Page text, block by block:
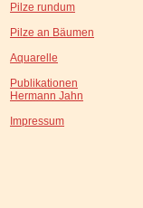
Pilze rundum
Pilze an Bäumen
Aquarelle
Publikationen
Hermann Jahn
Impressum